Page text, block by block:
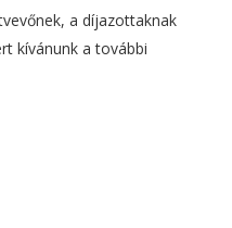
a díjazottaknak
kívánunk a további